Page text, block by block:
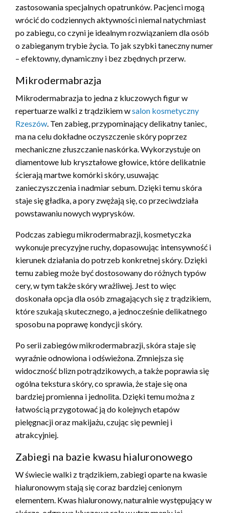
zastosowania specjalnych opatrunków. Pacjenci mogą
wrócić do codziennych aktywności niemal natychmiast
po zabiegu, co czyni je idealnym rozwiązaniem dla osób
o zabieganym trybie życia. To jak szybki taneczny numer
– efektowny, dynamiczny i bez zbędnych przerw.
Mikrodermabrazja
Mikrodermabrazja to jedna z kluczowych figur w
repertuarze walki z trądzikiem wsalon kosmetyczny
Rzeszów. Ten zabieg, przypominający delikatny taniec,
ma na celu dokładne oczyszczenie skóry poprzez
mechaniczne złuszczanie naskórka. Wykorzystuje on
diamentowe lub kryształowe głowice, które delikatnie
ścierają martwe komórki skóry, usuwając
zanieczyszczenia i nadmiar sebum. Dzięki temu skóra
staje się gładka, a pory zwężają się, co przeciwdziała
powstawaniu nowych wyprysków.
Podczas zabiegu mikrodermabrazji, kosmetyczka
wykonuje precyzyjne ruchy, dopasowując intensywność i
kierunek działania do potrzeb konkretnej skóry. Dzięki
temu zabieg może być dostosowany do różnych typów
cery, w tym także skóry wrażliwej. Jest to więc
doskonała opcja dla osób zmagających się z trądzikiem,
które szukają skutecznego, a jednocześnie delikatnego
sposobu na poprawę kondycji skóry.
Po serii zabiegów mikrodermabrazji, skóra staje się
wyraźnie odnowiona i odświeżona. Zmniejsza się
widoczność blizn potrądzikowych, a także poprawia się
ogólna tekstura skóry, co sprawia, że staje się ona
bardziej promienna i jednolita. Dzięki temu można z
łatwością przygotować ją do kolejnych etapów
pielęgnacji oraz makijażu, czując się pewniej i
atrakcyjniej.
Zabiegi na bazie kwasu hialuronowego
W świecie walki z trądzikiem, zabiegi oparte na kwasie
hialuronowym stają się coraz bardziej cenionym
elementem. Kwas hialuronowy, naturalnie występujący w